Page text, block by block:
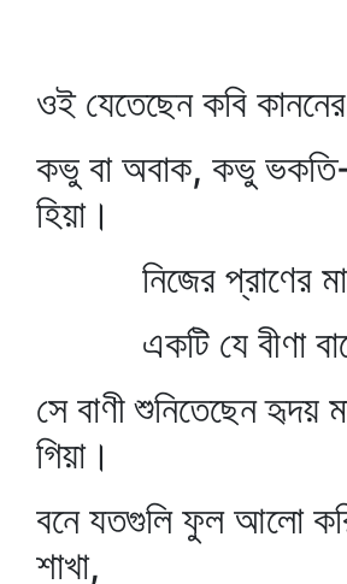
ওই যেতেছেন কবি
কভু বা অবাক, কভু
হিয়া।
নিজের প্রাণের
একটি যে বীণা
সে বাণী শুনিতেছেন হৃদয়
গিয়া।
বনে যতগুলি ফুল আলো
শাখা,